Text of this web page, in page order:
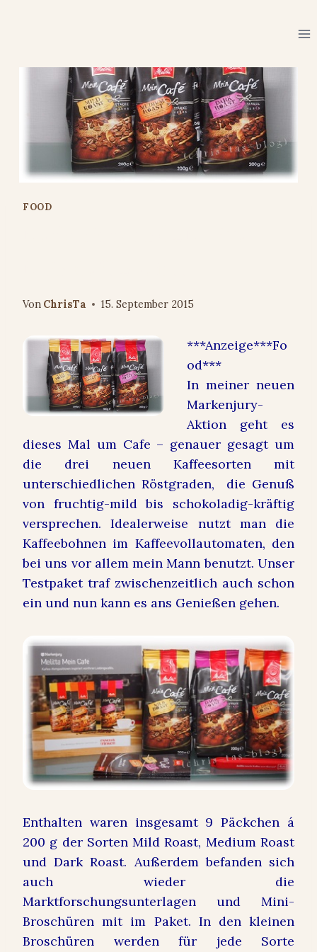
FOOD
Von ChrisTa 15. September 2015
***Anzeige***Fo
od***
In meiner neuen
Markenjury-
Aktion geht es
dieses Mal um Cafe – genauer gesagt um
die drei neuen Kaffeesorten mit
unterschiedlichen Röstgraden, die Genuß
von fruchtig-mild bis schokoladig-kräftig
versprechen. Idealerweise nutzt man die
Kaffeebohnen im Kaffeevollautomaten, den
bei uns vor allem mein Mann benutzt. Unser
Testpaket traf zwischenzeitlich auch schon
ein und nun kann es ans Genießen gehen.
Enthalten waren insgesamt 9 Päckchen á
200 g der Sorten Mild Roast, Medium Roast
und Dark Roast. Außerdem befanden sich
auch wieder die
Marktforschungsunterlagen und Mini-
Broschüren mit im Paket. In den kleinen
Broschüren werden für jede Sorte